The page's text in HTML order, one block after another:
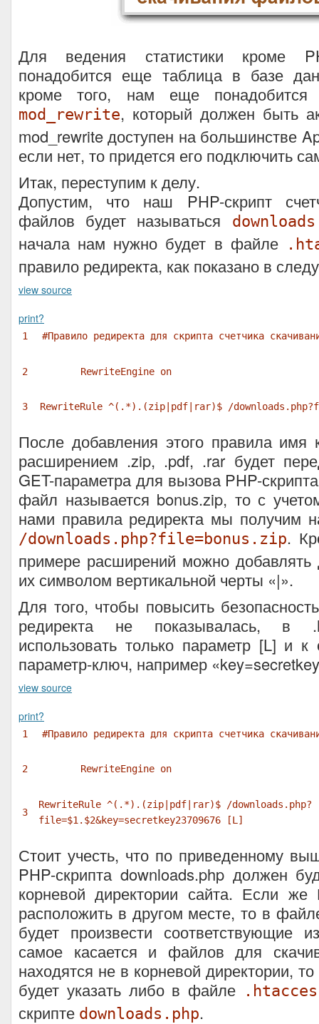
Для ведения статистики кроме
понадобится еще таблица в базе
кроме того, нам еще понадобится
mod_rewrite, который должен быть
mod_rewrite доступен на большинстве
если нет, то придется его подключить
Итак, переступим к делу.
Допустим, что наш PHP-скрипт
файлов будет называться
начала нам нужно будет в файле
правило редиректа, как показано в
view source
print?
1 #Правило редиректа для скрипта счетчика
2 RewriteEngine on
3 RewriteRule ^(.*).(zip|pdf|rar)$ /
После добавления этого правила имя
расширением .zip, .pdf, .rar будет
GET-параметра для вызова PHP-
файл называется bonus.zip, то с
нами правила редиректа мы получим
/downloads.php?file=bonus.zip.
примере расширений можно добавлять
их символом вертикальной черты «|».
Для того, чтобы повысить
редиректа не показывалась, в
использовать только параметр [L] и к
параметр-ключ, например
view source
print?
1 #Правило редиректа для скрипта счетчика
2 RewriteEngine on
3
RewriteRule ^(.*).(zip|pdf|rar)$ /downloads.php?
file=$1 . $2&key=secretkey23709676 [L]
Стоит учесть, что по приведенному
PHP-скрипта downloads.php должен
корневой директории сайта. Если же
расположить в другом месте, то в
будет произвести соответствующие
самое касается и файлов для
находятся не в корневой директории,
будет указать либо в файле
скрипте downloads.php.